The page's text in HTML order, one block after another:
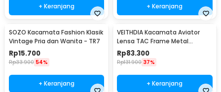
+ Keranjang + Keranjang
SOZO Kacamata Fashion Klasik
Vintage Pria dan Wanita - TR7
Rp15.700
Rp33.900 54%
+ Keranjang
VEITHDIA Kacamata Aviator
Lensa TAC Frame Metal
Polarized Sunglasses - V3088
Rp83.300
Rp131.900 37%
+ Keranjang